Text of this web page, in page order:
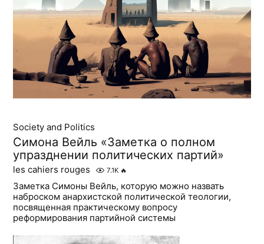
Society and Politics
Симона Вейль «Заметка о полном
упразднении политических партий»
les cahiers rouges 7.1K 🔥
Заметка Симоны Вейль, которую можно назвать
наброском анархистской политической теологии,
посвященная практическому вопросу
реформирования партийной системы